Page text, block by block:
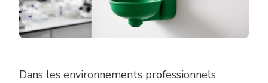
Dans les environnements professionnels